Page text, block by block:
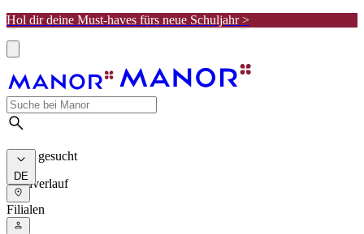
Hol dir deine Must-haves fürs neue Schuljahr >
Meist gesucht
Suchverlauf
DE
Filialen